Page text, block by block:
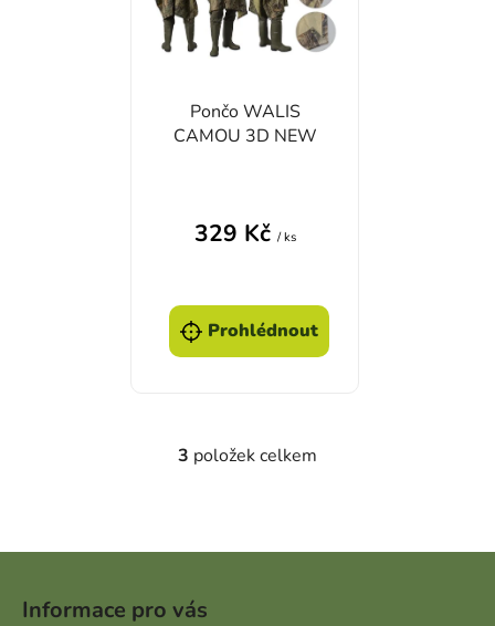
Pončo WALIS
CAMOU 3D NEW
329 Kč / ks
Prohlédnout
Ovládací prvky výpisu
3 položek celkem
Informace pro vás